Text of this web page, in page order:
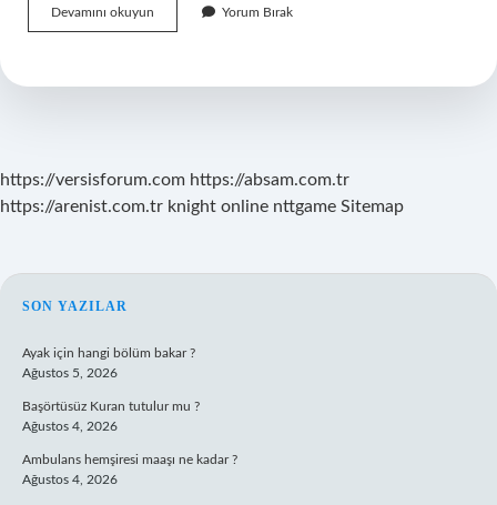
Devamını okuyun
Neyi
Yorum Bırak
https://versisforum.com https://absam.com.tr
https://arenist.com.tr knight online nttgame Sitemap
SIDEBAR
SON YAZILAR
Ayak için hangi bölüm bakar ?
Ağustos 5, 2026
Başörtüsüz Kuran tutulur mu ?
Ağustos 4, 2026
Ambulans hemşiresi maaşı ne kadar ?
Ağustos 4, 2026